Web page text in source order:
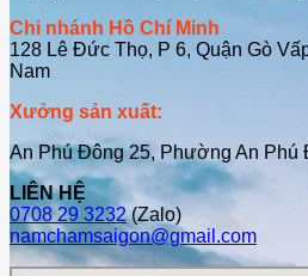
Chi nhánh Hồ Chí Minh
128 Lê Đức Thọ, P 6, Quận Gò
Nam
Xưởng sản xuất:
An Phú Đông 25, Phường An Phú
LIÊN HỆ
0708 29 3232(Zalo)
namchamsaigon@gmail.com